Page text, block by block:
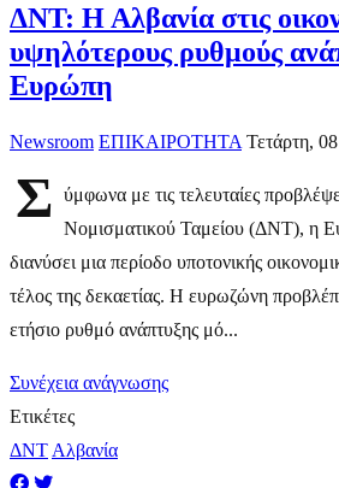
ΔΝΤ: Η Αλβανία στις
υψηλότερους ρυθμούς
Ευρώπη
Newsroom ΕΠΙΚΑΙΡΟΤΗΤΑ Τετάρτη,
Σ
ύμφωνα με τις τελευταίες
Νομισματικού Ταμείου (ΔΝΤ), η
διανύσει μια περίοδο υποτονικής
τέλος της δεκαετίας. Η ευρωζώνη
ετήσιο ρυθμό ανάπτυξης μό...
Συνέχεια ανάγνωσης
Ετικέτες
ΔΝΤΑλβανία